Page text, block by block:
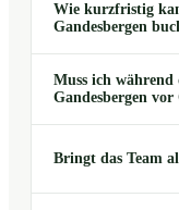
Wie kurzfristig
Gandesbergen
Muss ich
Gandesbergen
Bringt das Team